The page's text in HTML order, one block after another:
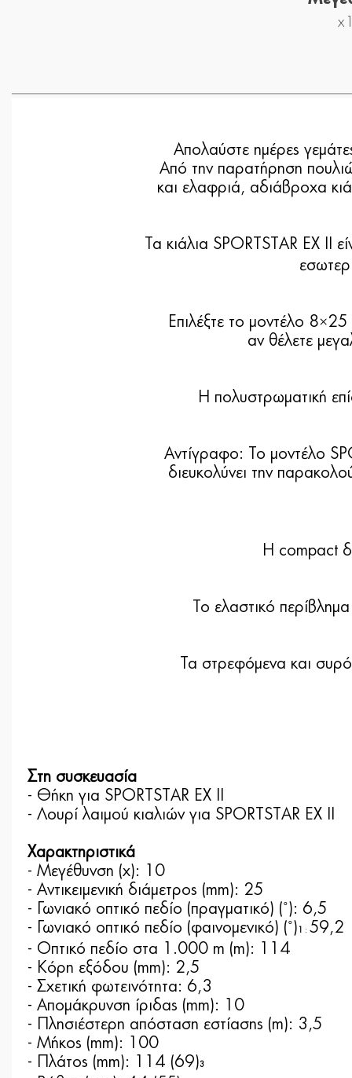
Απολαύστε ημέρες
Από την παρατήρηση
και ελαφριά, αδιάβροχα
Τα κιάλια SPORTSTAR EX II
Επιλέξτε το μοντέλο 8×25
αν θέλετε
Η πολυστρωματική
Αντίγραφο: Το μοντέλο
διευκολύνει την
Η compact
Το ελαστικό
Τα στρεφόμενα και
Στη συσκευασία
- Θήκη για SPORTSTAR EX II
- Λουρί λαιμού κιαλιών για SPORTSTAR EX II
Χαρακτηριστικά
- Μεγέθυνση (x): 10
- Αντικειμενική διάμετρος (mm): 25
- Γωνιακό οπτικό πεδίο (πραγματικό) (˚): 6,5
- Γωνιακό οπτικό πεδίο (φαινομενικό) (˚)
: 59,2
- Οπτικό πεδίο στα 1.000 m (m): 114
- Κόρη εξόδου (mm): 2,5
- Σχετική φωτεινότητα: 6,3
- Απομάκρυνση ίριδας (mm): 10
- Πλησιέστερη απόσταση εστίασης (m): 3,5
- Μήκος (mm): 100
- Πλάτος (mm): 114 (69)3